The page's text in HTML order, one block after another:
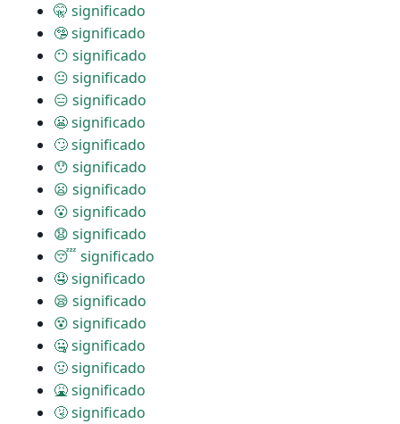
🤫 significado
🤥 significado
😶 significado
😐 significado
😑 significado
😬 significado
🙄 significado
😯 significado
😦 significado
😮 significado
😧 significado
😴 significado
🤤 significado
😪 significado
😵 significado
🤐 significado
🤢 significado
🤮 significado
🤧 significado